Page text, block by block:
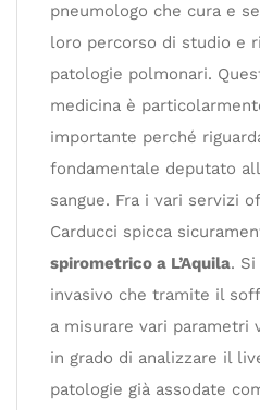
pneumologo che cura e
loro percorso di studio e
patologie polmonari.
medicina è
importante perché
fondamentale deputato
sangue. Fra i vari servizi
Carducci spicca
spirometrico a L’Aquila.
invasivo che tramite il
a misurare vari parametri
in grado di analizzare il
patologie già assodate